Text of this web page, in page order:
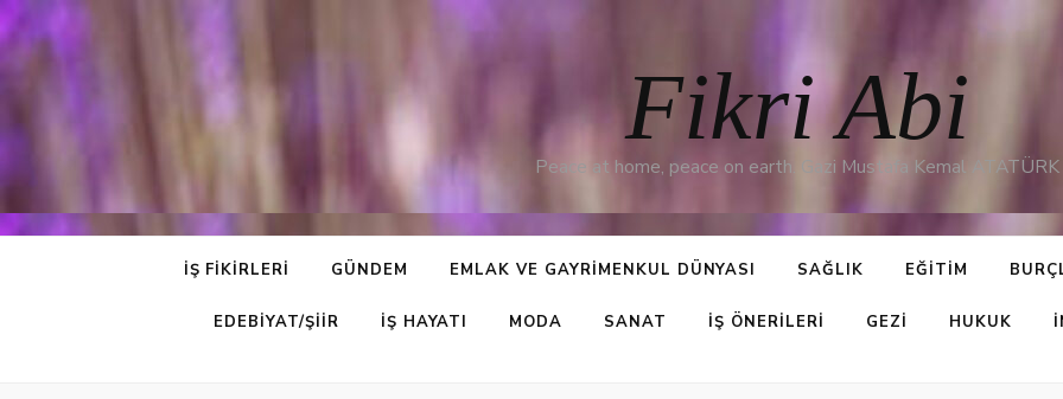
Fikri Abi
Peace at home, peace on earth. Gazi Mustafa Kemal ATATÜRK
İŞ FIKIRLERI GÜNDEM EMLAK VE GAYRIMENKUL DÜNYASI SAĞLIK EĞITIM
EDEBIYAT/ŞIIR İŞ HAYATI MODA SANAT İŞ ÖNERILERI GEZI HUKUK